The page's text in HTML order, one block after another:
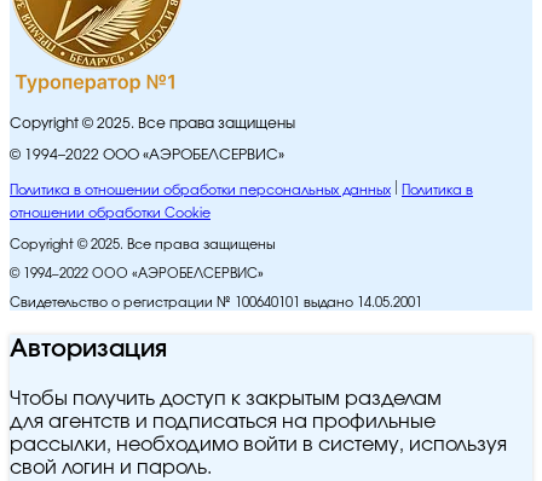
Copyright © 2025. Все права защищены
© 1994–2022 ООО «АЭРОБЕЛСЕРВИС»
Политика в отношении обработки персональных данных
Политика в
отношении обработки Cookie
Copyright © 2025. Все права защищены
© 1994–2022 ООО «АЭРОБЕЛСЕРВИС»
Свидетельство о регистрации № 100640101 выдано 14.05.2001
Авторизация
Чтобы получить доступ к закрытым разделам
для агентств и подписаться на профильные
рассылки, необходимо войти в систему, используя
свой логин и пароль.